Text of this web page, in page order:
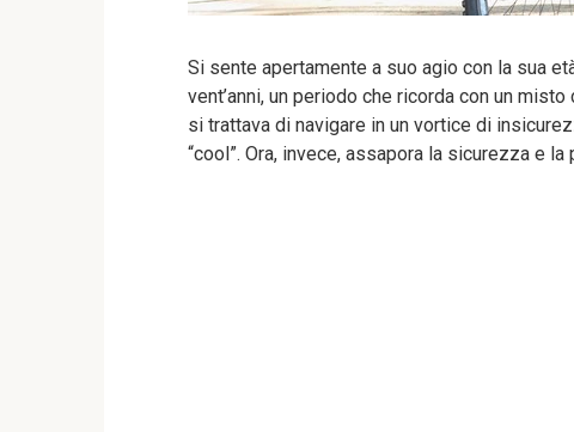
Si sente apertamente a suo agio con la sua
vent’anni, un periodo che ricorda con un
si trattava di navigare in un vortice di
“cool”. Ora, invece, assapora la sicurezza e